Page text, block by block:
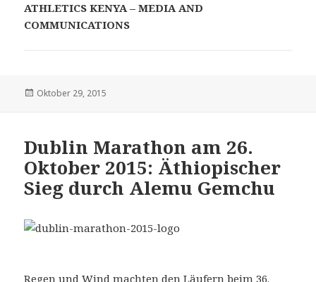
ATHLETICS KENYA – MEDIA AND
COMMUNICATIONS
Veröffentlicht
Oktober 29, 2015
Dublin Marathon am 26.
Oktober 2015: Äthiopischer
Sieg durch Alemu Gemchu
Regen und Wind machten den Läufern beim 36.